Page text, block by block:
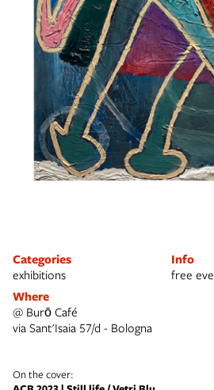
Categories
exhibitions
Info
free
Where
@ Burō Café
via Sant'Isaia 57/d - Bologna
On the cover: